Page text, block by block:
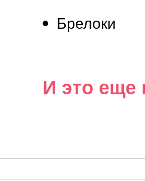
Брелоки
И это еще